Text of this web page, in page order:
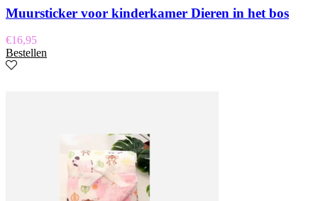
Muursticker voor kinderkamer Dieren in het bos
€16,95
Bestellen